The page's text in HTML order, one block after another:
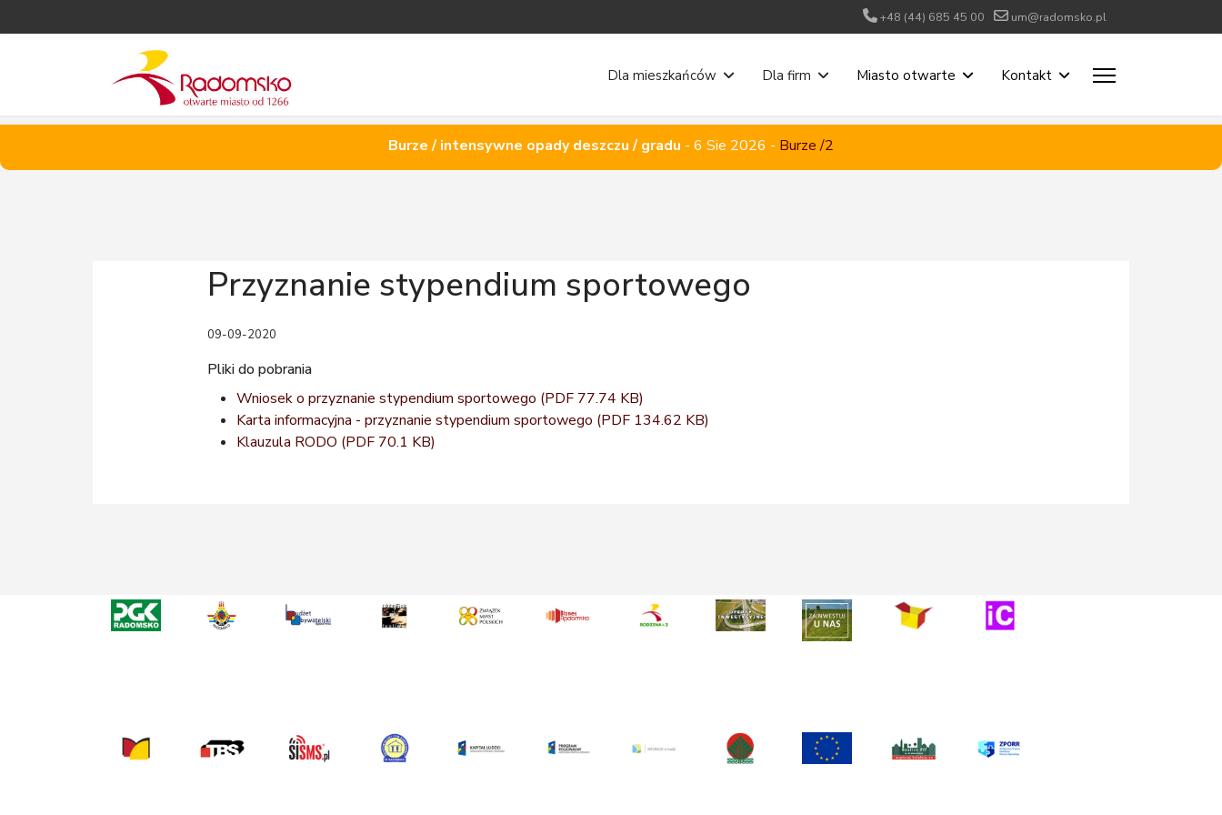
+48 (44) 685 45 00 um@radomsko.pl
Dla mieszkańców Dla firm Miasto otwarte Kontakt
Burze / intensywne opady deszczu / gradu - 6 Sie 2026 - Burze /2
Przyznanie stypendium sportowego
09-09-2020
Pliki do pobrania
Wniosek o przyznanie stypendium sportowego (PDF 77.74 KB)
Karta informacyjna - przyznanie stypendium sportowego (PDF 134.62 KB)
Klauzula RODO (PDF 70.1 KB)